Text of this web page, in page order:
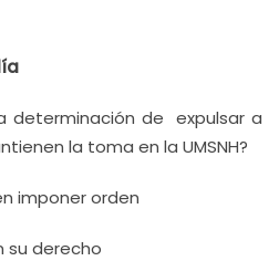
determinación de expulsar a
la toma en la UMSNH?
imponer orden
su derecho